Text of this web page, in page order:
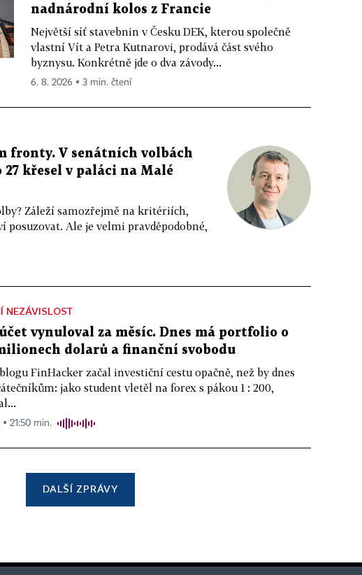
nadnárodní kolos z Francie
Největší síť stavebnin v Česku DEK, kterou společně
vlastní Vít a Petra Kutnarovi, prodává část svého
byznysu. Konkrétně jde o dva závody...
6. 8. 2026 ▪ 3 min. čtení
fronty. V senátních volbách
27 křesel v paláci na Malé
Záleží samozřejmě na kritériích,
posuzovat. Ale je velmi pravděpodobné,
NEZÁVISLOST
vynuloval za měsíc. Dnes má portfolio o
dolarů a finanční svobodu
FinHacker začal investiční cestu opačně, než by dnes
jako student vletěl na forex s pákou 1 : 200,
21:50 min.
DALŠÍ ZPRÁVY